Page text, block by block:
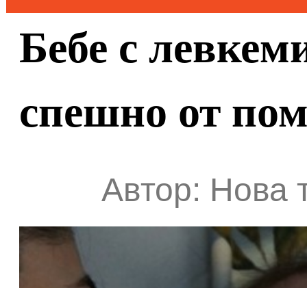
Бебе с
спешно от
Автор: Нова